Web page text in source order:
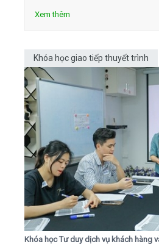
Xem thêm
Khóa học giao tiếp thuyết trình
Khóa học Tư duy dịch vụ khách hàng